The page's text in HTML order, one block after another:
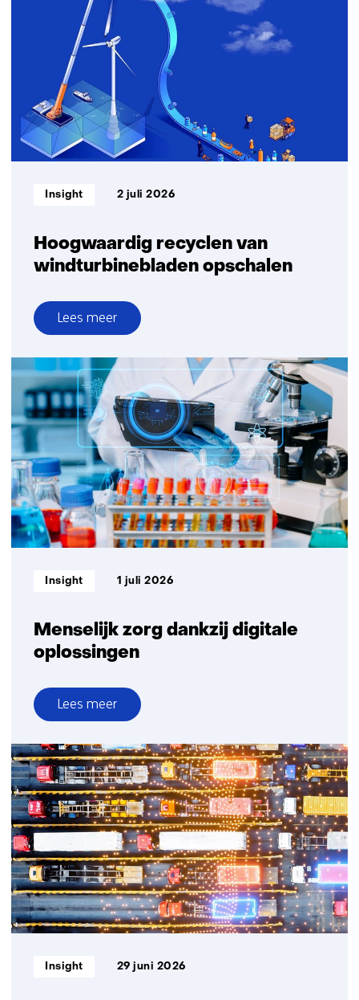
beeld:
Saskia
Lensink
over
GPT-
NL
Hoogwaardig recyclen van
windturbinebladen opschalen
Informatietype:
Insight 2 juli 2026
Lees meer
over
Hoogwaardig
recyclen
van
windturbinebladen
opschalen
Menselijk zorg dankzij digitale
oplossingen
Informatietype:
Insight 1 juli 2026
Lees meer
over
Menselijk
zorg
dankzij
digitale
oplossingen
Informatietype:
Insight 29 juni 2026